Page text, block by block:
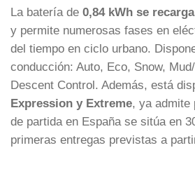
La batería de 0,84 kWh se
y permite numerosas fases en
del tiempo en ciclo urbano.
conducción: Auto, Eco, Snow,
Descent Control. Además, está
Expression y Extreme, ya admite
de partida en España se sitúa en
primeras entregas previstas a